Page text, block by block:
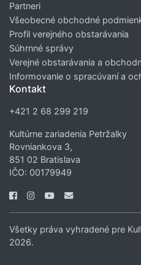
Partneri
Všeobecné obchodné
Profil verejného obstarávania
Súhrnné správy
Verejné obstarávania a
Informovanie o spracúvaní a
Kontakt
+421 2 68 299 219
Kultúrne zariadenia Petržalky
Rovniankova 3,
851 02 Bratislava
IČO: 00179949
Všetky práva vyhradené pre
2026.